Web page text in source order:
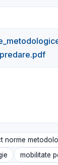
norme
mobilitate